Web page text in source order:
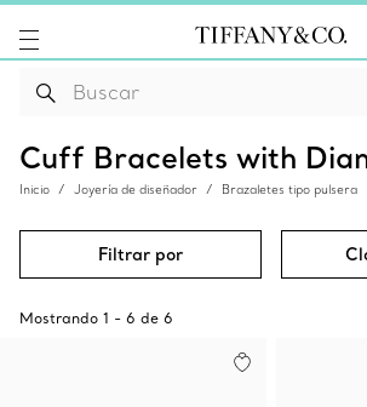
Cuff Bracelets with
Inicio Joyería de diseñador Brazaletes tipo pulsera
Filtrar por
Mostrando 1 - 6 de 6